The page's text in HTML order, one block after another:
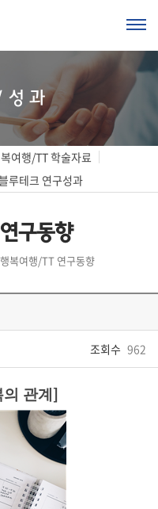
성과
여행/TT 학술자료
루테크 연구성과
구동향
행복여행/TT 연구동향
조회수 962
관계 ]